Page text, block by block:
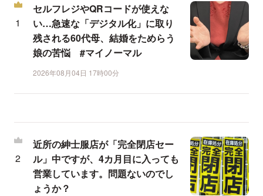
セルフレジやQRコードが使えな
い…急速な「デジタル化」に取り
残される60代母、結婚をためらう
娘の苦悩 #マイノーマル
2026年08月04日 17時00分
近所の紳士服店が「完全閉店セー
ル」中ですが、4カ月目に入っても
営業しています。問題ないのでし
ょうか？